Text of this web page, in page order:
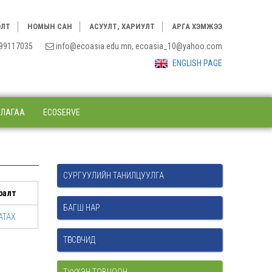
НОМЫН САН АСУУЛТ, ХАРИУЛТ АРГА ХЭМЖЭЭ
99117035
info@ecoasia.edu.mn, ecoasia_10@yahoo.com
ENGLISH PAGE
ECOSERVE
СУРГУУЛИЙН ТАНИЛЦУУЛГА
БАГШ НАР
ТӨГСӨГЧИД